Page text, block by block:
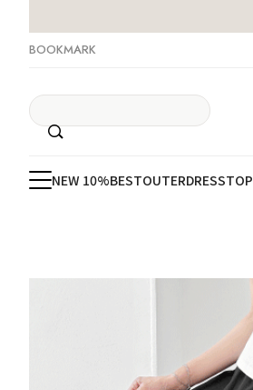
BOOKMARK
NEW 10%BESTOUTERDRESSTOP